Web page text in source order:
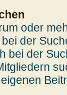
oder
der
bei der